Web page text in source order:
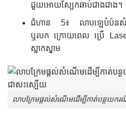
ជួយអោយស្បែកឆាប់ជាងជាង។
ជំហាន 5៖ លាបឡេបំប៉នសំណ
ឬរបក ក្រោយ​ពេល ប្រើ
ស្លាកស្នាម
លាបក្រែមផ្តល់សំណើមដើម្បីកាត់បន្ថយក